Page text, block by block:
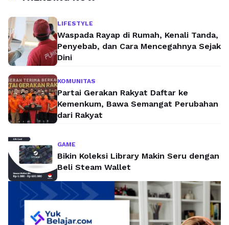
LIFESTYLE
Waspada Rayap di Rumah, Kenali Tanda,
Penyebab, dan Cara Mencegahnya Sejak
Dini
KOMUNITAS
Partai Gerakan Rakyat Daftar ke
Kemenkum, Bawa Semangat Perubahan
dari Rakyat
GAME
Bikin Koleksi Library Makin Seru dengan
Beli Steam Wallet